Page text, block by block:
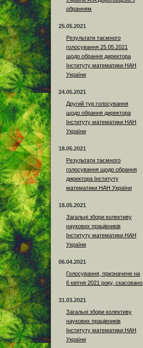
обранням
25.05.2021
Результати таємного
голосування 25.05.2021
щодо обрання директора
Інституту математики НАН
України
24.05.2021
Другий тур голосування
щодо обрання директора
Інституту математики НАН
України
18.05.2021
Результати таємного
голосування щодо обрання
директора Інституту
математики НАН України
18.05.2021
Загальні збори колективу
наукових працівників
Інституту математики НАН
України
06.04.2021
Голосування, призначене на
6 квітня 2021 року, скасовано
31.03.2021
Загальні збори колективу
наукових працівників
Інституту математики НАН
України